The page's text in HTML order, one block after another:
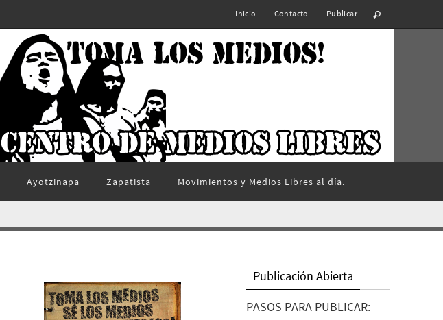
Inicio Contacto Publicar
Ayotzinapa Zapatista Movimientos y Medios Libres al día.
Publicación Abierta
PASOS PARA PUBLICAR: